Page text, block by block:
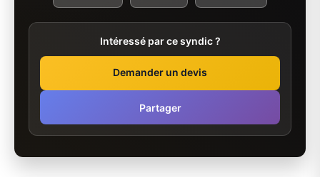
Intéressé par ce syndic ?
Demander un devis
Partager